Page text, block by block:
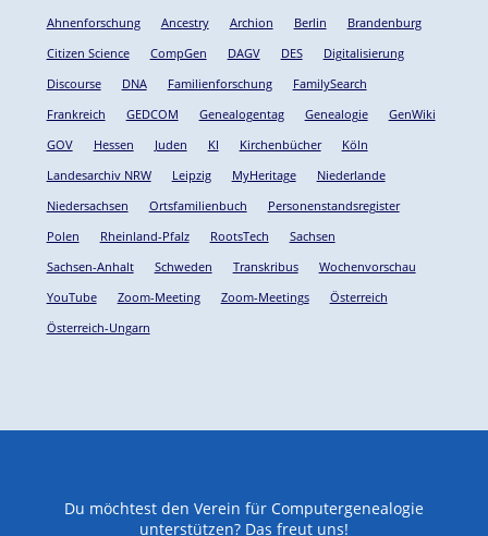
Ahnenforschung Ancestry Archion Berlin
Brandenburg
Citizen Science
CompGen DAGV DES
Digitalisierung
Discourse
DNA Familienforschung
FamilySearch
Frankreich
GEDCOM Genealogentag Genealogie
GenWiki
GOV
Hessen Juden KI Kirchenbücher
Köln
Landesarchiv NRW
Leipzig MyHeritage
Niederlande
Niedersachsen
Ortsfamilienbuch
Personenstandsregister
Polen
Rheinland-Pfalz RootsTech
Sachsen
Sachsen-Anhalt
Schweden Transkribus
Wochenvorschau
YouTube
Zoom-Meeting Zoom-Meetings
Österreich
Österreich-Ungarn
Du möchtest den Verein für Computergenealogie
unterstützen? Das freut uns!